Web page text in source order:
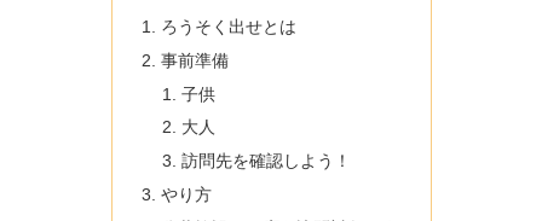
ろうそく出せとは
事前準備
子供
大人
訪問先を確認しよう！
やり方